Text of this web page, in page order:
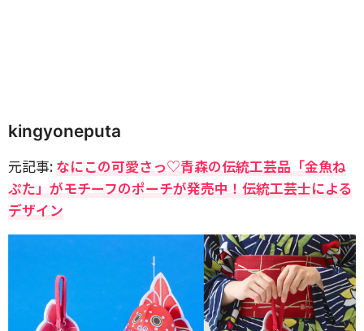
kingyoneputa
元記事: なにこの可愛さっ♡青森の伝統工芸品「金魚ね
ぷた」がモチーフのポーチが発売中！伝統工芸士による
デザイン